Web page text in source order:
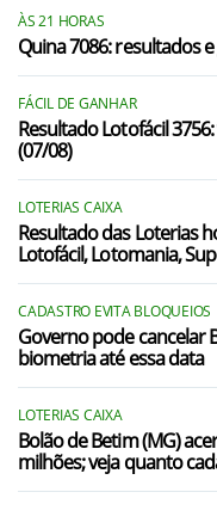
ÀS 21 HORAS
Quina 7086: resultados
FÁCIL DE GANHAR
Resultado Lotofácil
(07/08)
LOTERIAS CAIXA
Resultado das Loterias
Lotofácil, Lotomania,
CADASTRO EVITA BLOQUEIOS
Governo pode cancelar
biometria até essa data
LOTERIAS CAIXA
Bolão de Betim (MG)
milhões; veja quanto